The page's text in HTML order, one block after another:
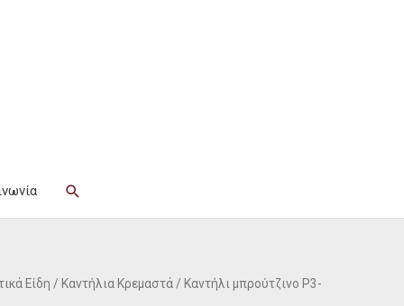
Αναζήτηση
Είδη / Καντήλια Κρεμαστά / Καντήλι μπρούτζινο P3-